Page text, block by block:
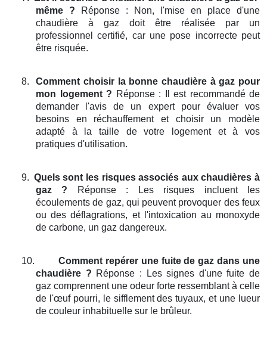
même ? Réponse : Non, l'mise en place d'une
chaudière à gaz doit être réalisée par un
professionnel certifié, car une pose incorrecte peut
être risquée.
8.
Comment choisir la bonne chaudière à gaz pour
mon logement ? Réponse : Il est recommandé de
demander l'avis de un expert pour évaluer vos
besoins en réchauffement et choisir un modèle
adapté à la taille de votre logement et à vos
pratiques d'utilisation.
9. Quels sont les risques associés aux chaudières à
gaz ? Réponse : Les risques incluent les
écoulements de gaz, qui peuvent provoquer des feux
ou des déflagrations, et l'intoxication au monoxyde
de carbone, un gaz dangereux.
10.
Comment repérer une fuite de gaz dans une
chaudière ? Réponse : Les signes d'une fuite de
gaz comprennent une odeur forte ressemblant à celle
de l'œuf pourri, le sifflement des tuyaux, et une lueur
de couleur inhabituelle sur le brûleur.